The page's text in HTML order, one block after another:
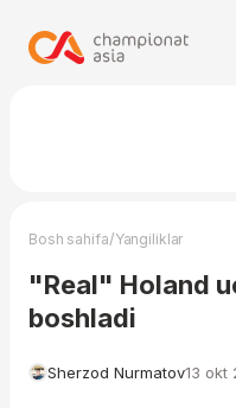
Bosh sahifa/Yangiliklar
"Real" Holand
boshladi
Sherzod Nurmatov13 okt